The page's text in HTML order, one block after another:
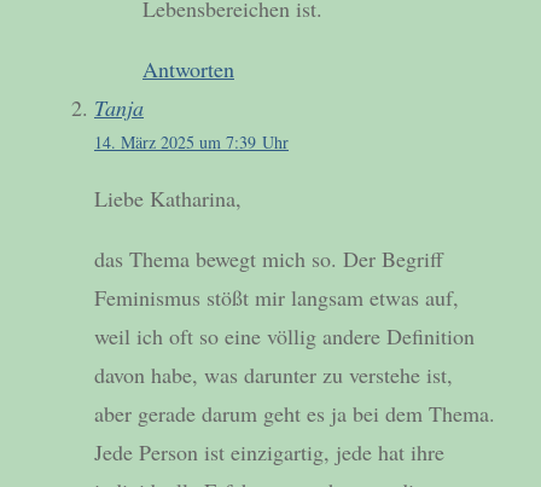
Lebensbereichen ist.
Antworten
Tanja
14. März 2025 um 7:39 Uhr
Liebe Katharina,
das Thema bewegt mich so. Der Begriff
Feminismus stößt mir langsam etwas auf,
weil ich oft so eine völlig andere Definition
davon habe, was darunter zu verstehe ist,
aber gerade darum geht es ja bei dem Thema.
Jede Person ist einzigartig, jede hat ihre